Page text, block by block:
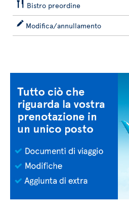
Bistro preordine
Modifica/annullamento